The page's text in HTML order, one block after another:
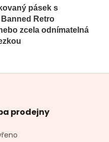
pásek s
Retro
zcela odnímatelná
prodejny